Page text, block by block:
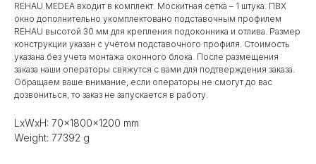
REHAU MEDEA входит в комплект. Москитная сетка – 1 штука. ПВХ
окно дополнительно укомплектовано подставочным профилем
REHAU высотой 30 мм для крепления подоконника и отлива. Размер
конструкции указан c учётом подставочного профиля. Стоимость
указана без учета монтажа оконного блока. После размещения
заказа наши операторы свяжутся с вами для подтверждения заказа.
Обращаем ваше внимание, если операторы не смогут до вас
дозвониться, то заказ не запускается в работу.
LxWxH: 70x1800x1200 mm
Weight: 77392 g